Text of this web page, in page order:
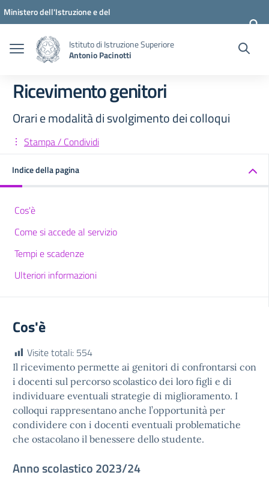
Vai ai contenuti
Vai al menu di navigazione
Vai al footer
Ministero dell'Istruzione e del
Istituto di Istruzione Superiore
Antonio Pacinotti
Ricevimento genitori
Orari e modalità di svolgimento dei colloqui
Stampa / Condividi
Indice della pagina
Cos'è
Come si accede al servizio
Tempi e scadenze
Ulteriori informazioni
Cos'è
Visite totali: 554
Il ricevimento permette ai genitori di confrontarsi con
i docenti sul percorso scolastico dei loro figli e di
individuare eventuali strategie di miglioramento. I
colloqui rappresentano anche l’opportunità per
condividere con i docenti eventuali problematiche
che ostacolano il benessere dello studente.
Anno scolastico 2023/24